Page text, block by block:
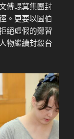
傅崐萁集團封
。更要以圖伯
絕虛假的鄭習
物繼續封殺台